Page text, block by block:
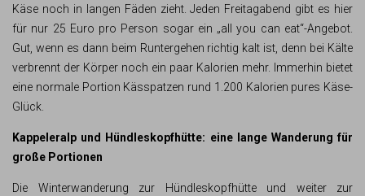
Käse noch in langen Fäden zieht. Jeden Freitagabend gibt es hier
für nur 25 Euro pro Person sogar ein „all you can eat“-Angebot.
Gut, wenn es dann beim Runtergehen richtig kalt ist, denn bei Kälte
verbrennt der Körper noch ein paar Kalorien mehr. Immerhin bietet
eine normale Portion Kässpatzen rund 1.200 Kalorien pures Käse-
Glück.
Kappeleralp und Hündleskopfhütte: eine lange Wanderung für
große Portionen
Die Winterwanderung zur Hündleskopfhütte und weiter zur